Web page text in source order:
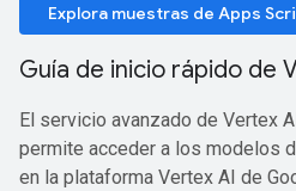
Explora muestras de Apps
Guía de inicio rápido de
El servicio avanzado de Vertex
permite acceder a los modelos
en la plataforma Vertex AI de